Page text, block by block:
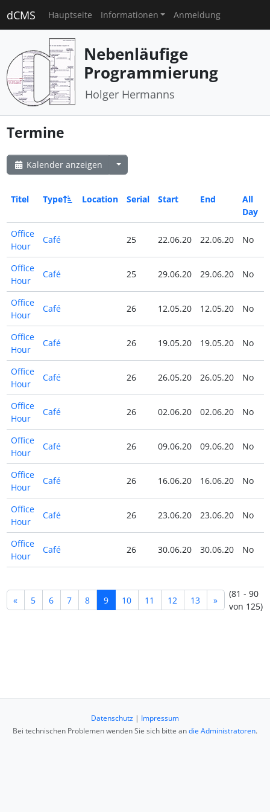
dCMS Hauptseite Informationen Anmeldung
Nebenläufige
Programmierung
Holger Hermanns
Termine
Kalender anzeigen
Titel Type Location Serial Start End
All
Day
Office
Hour
Café 25 22.06.20 22.06.20 No
Office
Hour
Café 25 29.06.20 29.06.20 No
Office
Hour
Café 26 12.05.20 12.05.20 No
Office
Hour
Café 26 19.05.20 19.05.20 No
Office
Hour
Café 26 26.05.20 26.05.20 No
Office
Hour
Café 26 02.06.20 02.06.20 No
Office
Hour
Café 26 09.06.20 09.06.20 No
Office
Hour
Café 26 16.06.20 16.06.20 No
Office
Hour
Café 26 23.06.20 23.06.20 No
Office
Hour
Café 26 30.06.20 30.06.20 No
« 5 6 7 8 9 10 11 12 13 »
(81 - 90
von 125)
Datenschutz | Impressum
Bei technischen Problemen wenden Sie sich bitte andie Administratoren.